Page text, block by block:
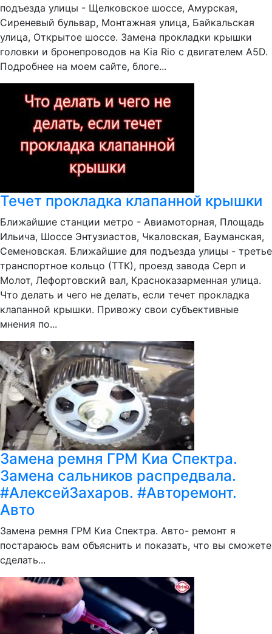
подъезда улицы - Щелковское шоссе, Амурская,
Сиреневый бульвар, Монтажная улица, Байкальская
улица, Открытое шоссе. Замена прокладки крышки
головки и бронепроводов на Kia Rio с двигателем A5D.
Подробнее на моем сайте, блоге...
Течет прокладка клапанной крышки
Ближайшие станции метро - Авиамоторная, Площадь
Ильича, Шоссе Энтузиастов, Чкаловская, Бауманская,
Семеновская. Ближайшие для подъезда улицы - третье
транспортное кольцо (ТТК), проезд завода Серп и
Молот, Лефортовский вал, Красноказарменная улица.
Что делать и чего не делать, если течет прокладка
клапанной крышки. Привожу свои субъективные
мнения по...
Замена ремня ГРМ Киа Спектра.
Замена сальников распредвала.
#АлексейЗахаров. #Авторемонт.
Авто
Замена ремня ГРМ Киа Спектра. Авто- ремонт я
постараюсь вам объяснить и показать, что вы сможете
сделать...